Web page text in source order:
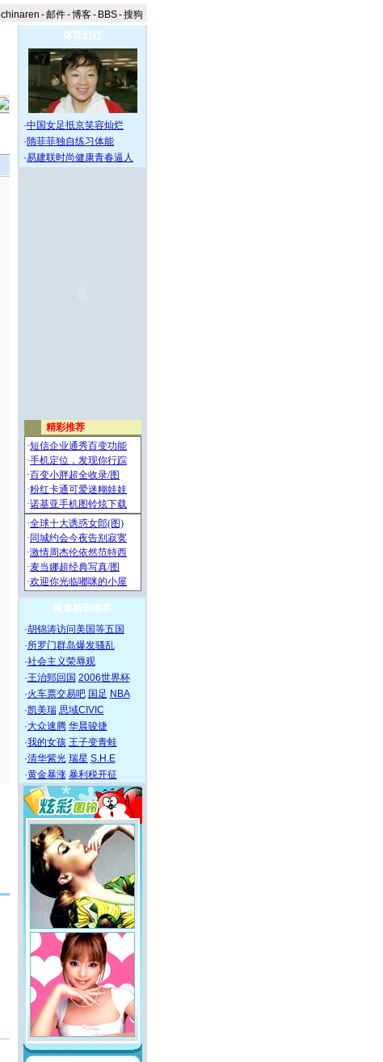
chinaren -邮件-博客- BBS-搜狗
体育幻灯
·中国女足抵京笑容灿烂
·隋菲菲独自练习体能
·易建联时尚健康青春逼人
频道精彩推荐
·胡锦涛访问美国等五国
·所罗门群岛爆发骚乱
·社会主义荣辱观
·王治郅回国 2006世界杯
·火车票交易吧 国足 NBA
·凯美瑞 思域CIVIC
·大众速腾 华晨骏捷
·我的女孩 王子变青蛙
·清华紫光 瑞星 S.H.E
·黄金暴涨 暴利税开征